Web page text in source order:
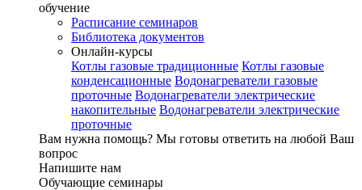
обучение
Расписание семинаров
Библиотека документов
Онлайн-курсы
Котлы газовые традиционные Котлы газовые
конденсационные Водонагреватели газовые
проточные Водонагреватели электрические
накопительные Водонагреватели электрические
проточные
Вам нужна помощь? Мы готовы ответить на любой Ваш
вопрос
Напишите нам
Обучающие семинары